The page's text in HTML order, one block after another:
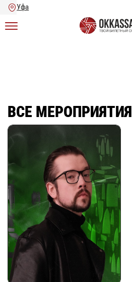
Главная Все мероприятия
ВСЕ МЕРОПРИЯТИЯ